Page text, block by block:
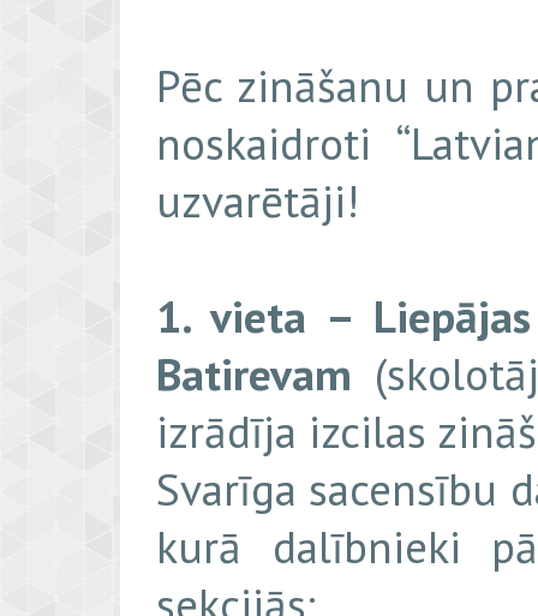
Pēc zināšanu un
noskaidroti
uzvarētāji!
1. vieta –
Batirevam
izrādīja izcilas
Svarīga sacensību
kurā dalībnieki
sekcijās: